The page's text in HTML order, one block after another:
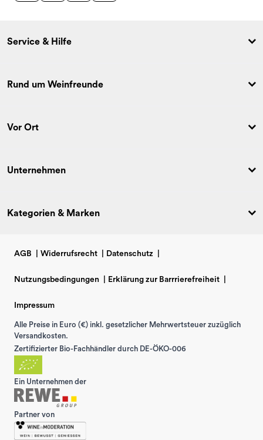
Service & Hilfe
Rund um Weinfreunde
Vor Ort
Unternehmen
Kategorien & Marken
AGB Widerrufsrecht Datenschutz
Nutzungsbedingungen Erklärung zur Barrrierefreiheit
Impressum
Alle Preise in Euro (€) inkl. gesetzlicher Mehrwertsteuer zuzüglich
Versandkosten.
Zertifizierter Bio-Fachhändler durch DE-ÖKO-006
Ein Unternehmen der
Partner von